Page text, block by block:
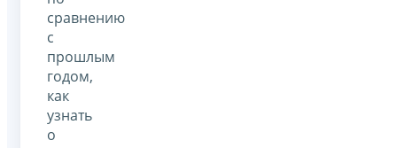
сравнению
с
прошлым
годом,
как
узнать
о